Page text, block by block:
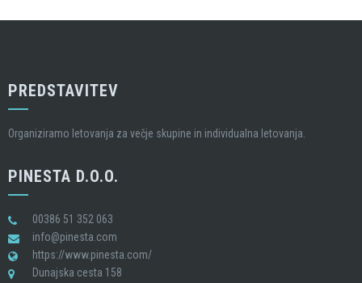
PREDSTAVITEV
Organiziramo letovanja za večje skupine in individualna letovanja.
PINESTA D.O.O.
00386 51 352 063
info@pinesta.com
https://www.pinesta.com/
Dunajska cesta 158